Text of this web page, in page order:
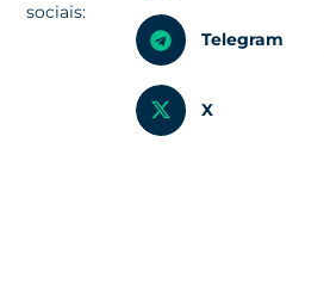
sociais:
Telegram
X